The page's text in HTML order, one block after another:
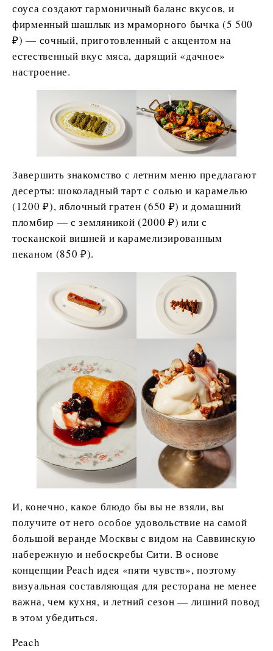
соуса создают гармоничный баланс вкусов, и
фирменный шашлык из мраморного бычка (5 500
₽) — сочный, приготовленный с акцентом на
естественный вкус мяса, дарящий «дачное»
настроение.
Завершить знакомство с летним меню предлагают
десерты: шоколадный тарт с солью и карамелью
(1200 ₽), яблочный гратен (650 ₽) и домашний
пломбир — с земляникой (2000 ₽) или с
тосканской вишней и карамелизированным
пеканом (850 ₽).
И, конечно, какое блюдо бы вы не взяли, вы
получите от него особое удовольствие на самой
большой веранде Москвы с видом на Саввинскую
набережную и небоскребы Сити. В основе
концепции Peach идея «пяти чувств», поэтому
визуальная составляющая для ресторана не менее
важна, чем кухня, и летний сезон — лишний повод
в этом убедиться.
Peach